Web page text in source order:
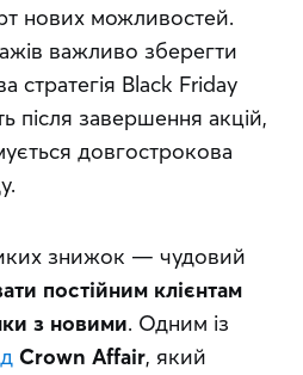
нових можливостей.
важливо зберегти
стратегія Black Friday
після завершення акцій,
довгострокова
знижок — чудовий
постійним клієнтам
з новими. Одним із
Crown Affair, який